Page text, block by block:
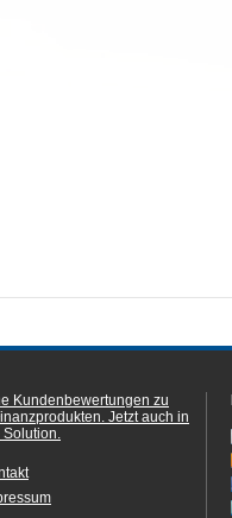
Kundenbewertungen zu
Jetzt auch in
Solution.